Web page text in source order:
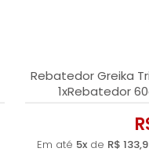
Rebatedor Greika
1xRebatedor
Em até 5xde R$